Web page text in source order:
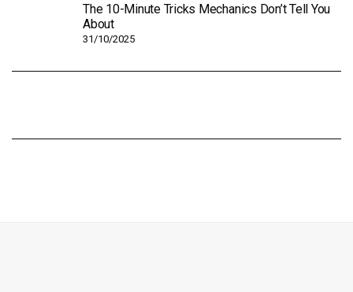
The 10-Minute Tricks Mechanics Don’t Tell You
About
31/10/2025